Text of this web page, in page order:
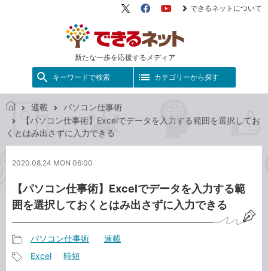
新たな一歩を応援するメディア
X（旧
FacebookYouTube
できるネットについて
キーワードで検索 カテゴリーから探す
き
ッ
連載
パソコン仕事術
【パソコン仕事術】Excelでデータを入力する範囲を選択してお
くとはみ出さずに入力できる
2020.08.24 MON 06:00
【パソコン仕事術】Excelでデータを入力する範
囲を選択しておくとはみ出さずに入力できる
事
パソコン仕事術 連載
Excel 時短